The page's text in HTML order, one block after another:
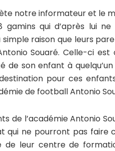
notre informateur et le
gamins qui d’après lui
raison que leurs
Souaré. Celle-ci
de son enfant à
pour ces
de football Antonio
de l’académie Antonio
qui ne pourront pas faire
de leur centre de